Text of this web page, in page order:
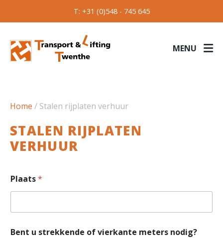
T: +31 (0)548 - 745 645
MENU
Home / Stalen rijplaten verhuur
STALEN RIJPLATEN
VERHUUR
Plaats*
Bent u strekkende of vierkante meters nodig?